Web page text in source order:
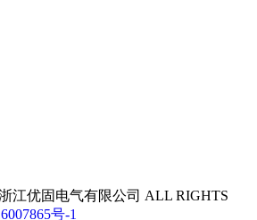
江优固电气有限公司 ALL RIGHTS
号-1